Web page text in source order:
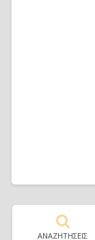
ΑΝΑΖΗΤΗΣΕΙΣ